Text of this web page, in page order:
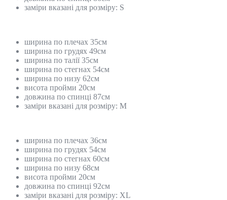
заміри вказані для розміру: S
ширина по плечах 35см
ширина по грудях 49см
ширина по талії 35см
ширина по стегнах 54см
ширина по низу 62см
висота пройми 20см
довжина по спинці 87см
заміри вказані для розміру: М
ширина по плечах 36см
ширина по грудях 54см
ширина по стегнах 60см
ширина по низу 68см
висота пройми 20см
довжина по спинці 92см
заміри вказані для розміру: XL